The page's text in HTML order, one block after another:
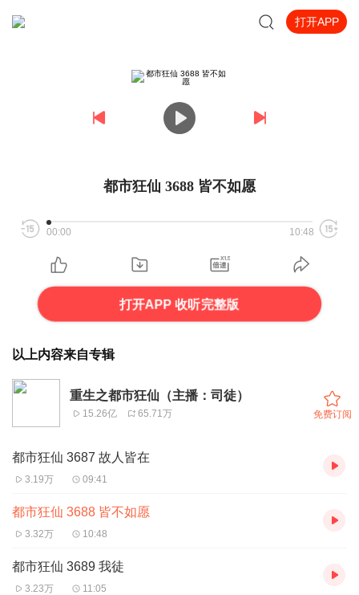
打开APP
都市狂仙 3688 皆不如愿
00:00 10:48
打开APP 收听完整版
以上内容来自专辑
重生之都市狂仙（主播：司徒）
15.26亿 65.71万 免费订阅
都市狂仙 3687 故人皆在
3.19万 09:41
都市狂仙 3688 皆不如愿
3.32万 10:48
都市狂仙 3689 我徒
3.23万 11:05